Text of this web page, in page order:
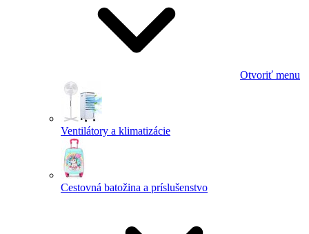
Otvoriť menu
Ventilátory a klimatizácie
Cestovná batožina a príslušenstvo